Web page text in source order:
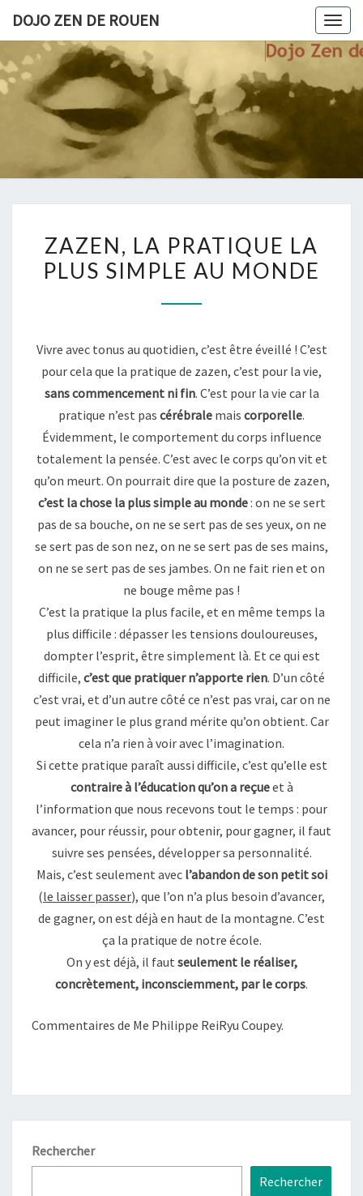
content
DOJO ZEN DE ROUEN
DOJO
ZEN
DE
La
Pratique
Du Zen
(zazen)
Au Dojo
De
LA
PRATIQUE
AU
MONDE
ZAZEN, LA PRATIQUE LA
PLUS SIMPLE AU MONDE
Vivre avec tonus au quotidien, c’est être éveillé ! C’est
pour cela que la pratique de zazen, c’est pour la vie,
sans commencement ni fin. C’est pour la vie car la
pratique n’est pas cérébrale mais corporelle.
Évidemment, le comportement du corps influence
totalement la pensée. C’est avec le corps qu’on vit et
qu’on meurt. On pourrait dire que la posture de zazen,
c’est la chose la plus simple au monde: on ne se sert
pas de sa bouche, on ne se sert pas de ses yeux, on ne
se sert pas de son nez, on ne se sert pas de ses mains,
on ne se sert pas de ses jambes. On ne fait rien et on
ne bouge même pas !
C’est la pratique la plus facile, et en même temps la
plus difficile : dépasser les tensions douloureuses,
dompter l’esprit, être simplement là. Et ce qui est
difficile, c’est que pratiquer n’apporte rien. D’un côté
c’est vrai, et d’un autre côté ce n’est pas vrai, car on ne
peut imaginer le plus grand mérite qu’on obtient. Car
cela n’a rien à voir avec l’imagination.
Si cette pratique paraît aussi difficile, c’est qu’elle est
contraire à l’éducation qu’on a reçueet à
l’information que nous recevons tout le temps : pour
avancer, pour réussir, pour obtenir, pour gagner, il faut
suivre ses pensées, développer sa personnalité.
Mais, c’est seulement avecl’abandon de son petit soi
(le laisser passer), que l’on n’a plus besoin d’avancer,
de gagner, on est déjà en haut de la montagne. C’est
ça la pratique de notre école.
On y est déjà, il faut seulement le réaliser,
concrètement, inconsciemment, par le corps.
Commentaires de Me Philippe ReiRyu Coupey.
Rechercher
Rechercher